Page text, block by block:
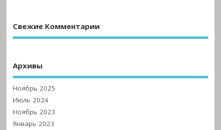
Свежие Комментарии
Архивы
Ноябрь 2025
Июль 2024
Ноябрь 2023
Январь 2023